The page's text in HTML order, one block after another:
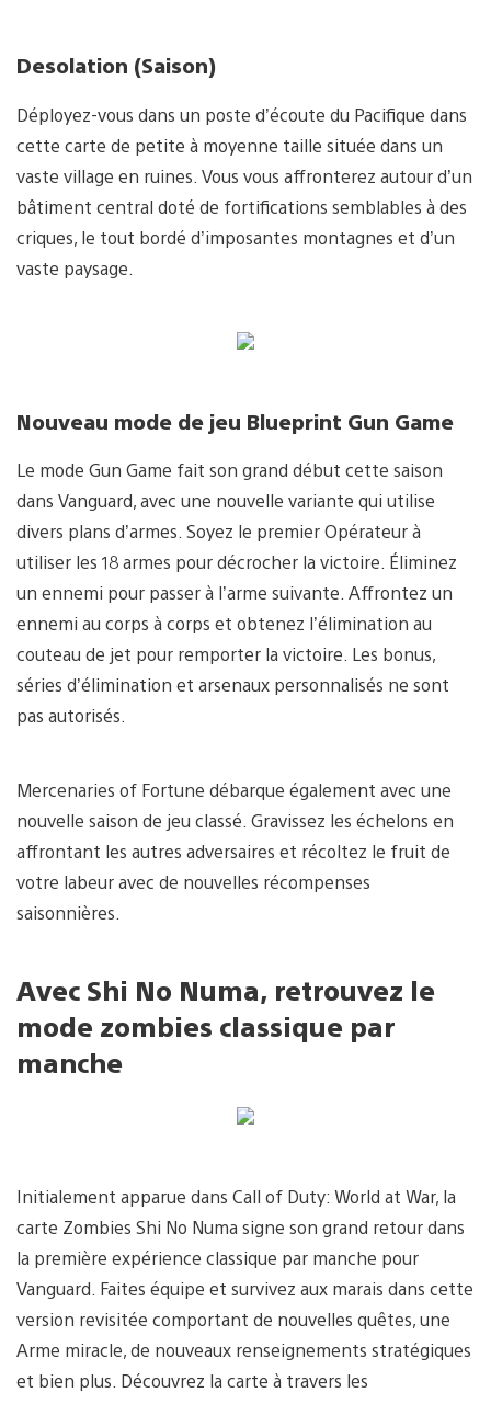
Desolation (Saison)
Déployez-vous dans un poste d’écoute du Pacifique dans
cette carte de petite à moyenne taille située dans un
vaste village en ruines. Vous vous affronterez autour d’un
bâtiment central doté de fortifications semblables à des
criques, le tout bordé d’imposantes montagnes et d’un
vaste paysage.
Nouveau mode de jeu Blueprint Gun Game
Le mode Gun Game fait son grand début cette saison
dans Vanguard, avec une nouvelle variante qui utilise
divers plans d’armes. Soyez le premier Opérateur à
utiliser les 18 armes pour décrocher la victoire. Éliminez
un ennemi pour passer à l’arme suivante. Affrontez un
ennemi au corps à corps et obtenez l’élimination au
couteau de jet pour remporter la victoire. Les bonus,
séries d’élimination et arsenaux personnalisés ne sont
pas autorisés.
Mercenaries of Fortune débarque également avec une
nouvelle saison de jeu classé. Gravissez les échelons en
affrontant les autres adversaires et récoltez le fruit de
votre labeur avec de nouvelles récompenses
saisonnières.
Avec Shi No Numa, retrouvez le
mode zombies classique par
manche
Initialement apparue dans Call of Duty: World at War, la
carte Zombies Shi No Numa signe son grand retour dans
la première expérience classique par manche pour
Vanguard. Faites équipe et survivez aux marais dans cette
version revisitée comportant de nouvelles quêtes, une
Arme miracle, de nouveaux renseignements stratégiques
et bien plus. Découvrez la carte à travers les